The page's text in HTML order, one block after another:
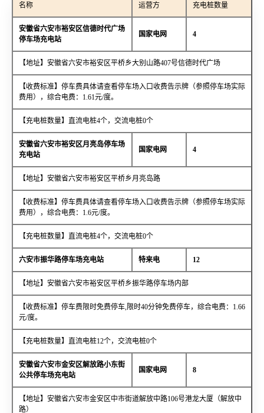
名称 运营方 充电桩数量
安徽省六安市裕安区信德时代广场
停车场充电站
国家电网 4
【地址】安徽省六安市裕安区平桥乡大别山路407号信德时代广场
【收费标准】停车费具体请查看停车场入口收费告示牌（参照停车场实际
费用），综合电费：1.61元/度。
【充电桩数量】直流电桩4个，交流电桩0个
安徽省六安市裕安区月亮岛停车场
充电站
国家电网 4
【地址】安徽省六安市裕安区平桥乡月亮岛路
【收费标准】停车费具体请查看停车场入口收费告示牌（参照停车场实际
费用），综合电费：1.6元/度。
【充电桩数量】直流电桩4个，交流电桩0个
六安市振华路停车场充电站 特来电 12
【地址】安徽省六安市裕安区平桥乡振华路停车场内部
【收费标准】停车费限时免费停车,限时40分钟免费停车，综合电费：1.66
元/度。
【充电桩数量】直流电桩12个，交流电桩0个
安徽省六安市金安区解放路小东街
公共停车场充电站
国家电网 8
【地址】安徽省六安市金安区中市街道解放中路106号港龙大厦（解放中
路）